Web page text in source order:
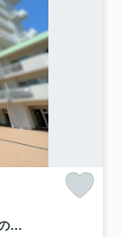
京阪「藤ノ森」駅徒歩２分◆フルリノベ済みの最上階南西向き２ＬＤＫ住戸◆ローズマンション藤ノ森B棟